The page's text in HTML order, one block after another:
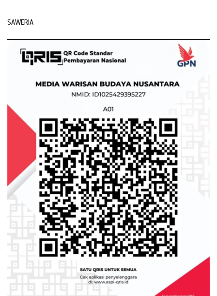
SAWERIA